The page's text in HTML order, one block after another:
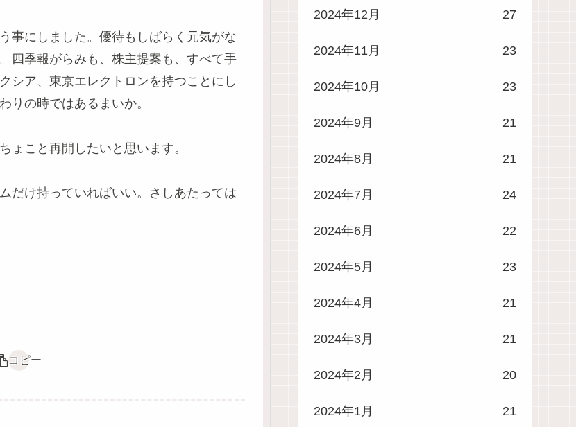
事にしました。優待もしばらく元気がな
四季報がらみも、株主提案も、すべて手
シア、東京エレクトロンを持つことにし
りの時ではあるまいか。
ょこと再開したいと思います。
だけ持っていればいい。さしあたっては
コピー
2024年12月 27
2024年11月 23
2024年10月 23
2024年9月 21
2024年8月 21
2024年7月 24
2024年6月 22
2024年5月 23
2024年4月 21
2024年3月 21
2024年2月 20
2024年1月 21